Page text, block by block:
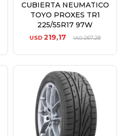
CUBIERTA NEUMATICO
TOYO PROXES TR1
225/55R17 97W
USD 219,17 USD267,28